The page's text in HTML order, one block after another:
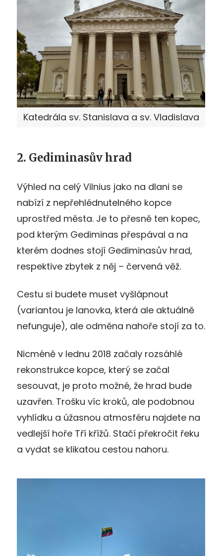
Katedrála sv. Stanislava a sv. Vladislava
2. Gediminasův hrad
Výhled na celý Vilnius jako na dlani se
nabízí z nepřehlédnutelného kopce
uprostřed města. Je to přesně ten kopec,
pod kterým Gediminas přespával a na
kterém dodnes stojí Gediminasův hrad,
respektive zbytek z něj – červená věž.
Cestu si budete muset vyšlápnout
(variantou je lanovka, která ale aktuálně
nefunguje), ale odměna nahoře stojí za to.
Nicméně v lednu 2018 začaly rozsáhlé
rekonstrukce kopce, který se začal
sesouvat, je proto možné, že hrad bude
uzavřen. Trošku víc kroků, ale podobnou
vyhlídku a úžasnou atmosféru najdete na
vedlejší hoře Tří křížů. Stačí překročit řeku
a vydat se klikatou cestou nahoru.